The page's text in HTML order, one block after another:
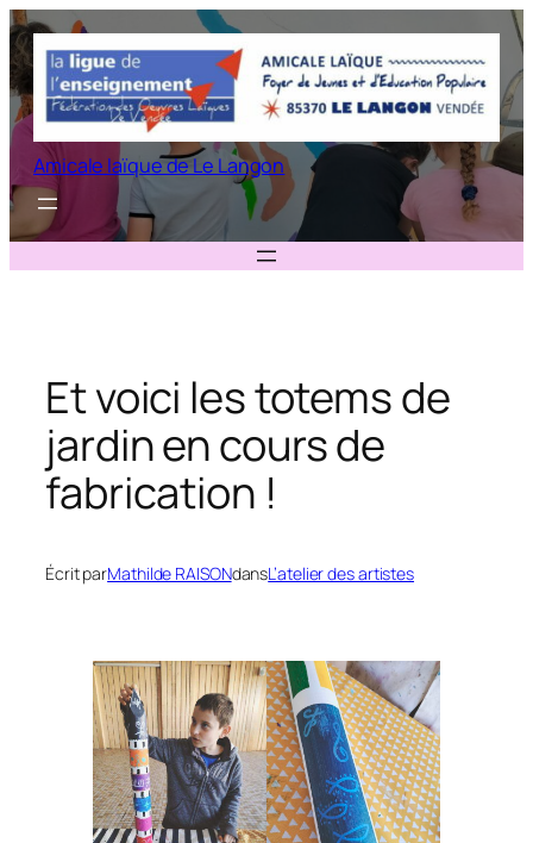
Aller
au
contenu
Amicale laïque de Le Langon
Et voici les totems de
jardin en cours de
fabrication !
Écrit parMathilde RAISONdansL’atelier des artistes